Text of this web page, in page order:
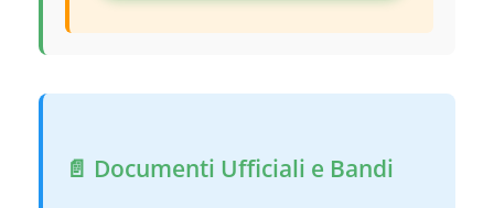
📄 Documenti Ufficiali e Bandi